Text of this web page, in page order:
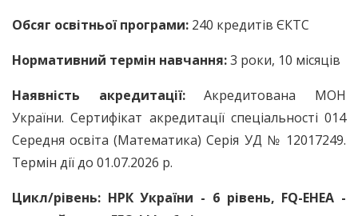
Обсяг освітньої програми: 240 кредитів ЄКТС
Нормативний термін навчання:3 роки, 10 місяців
Наявність акредитації:Акредитована МОН
України. Сертифікат акредитації спеціальності 014
Середня освіта (Математика) Серія УД № 12017249.
Термін дії до 01.07.2026 р.
Цикл/рівень: НРК України - 6 рівень, FQ-EHEA -